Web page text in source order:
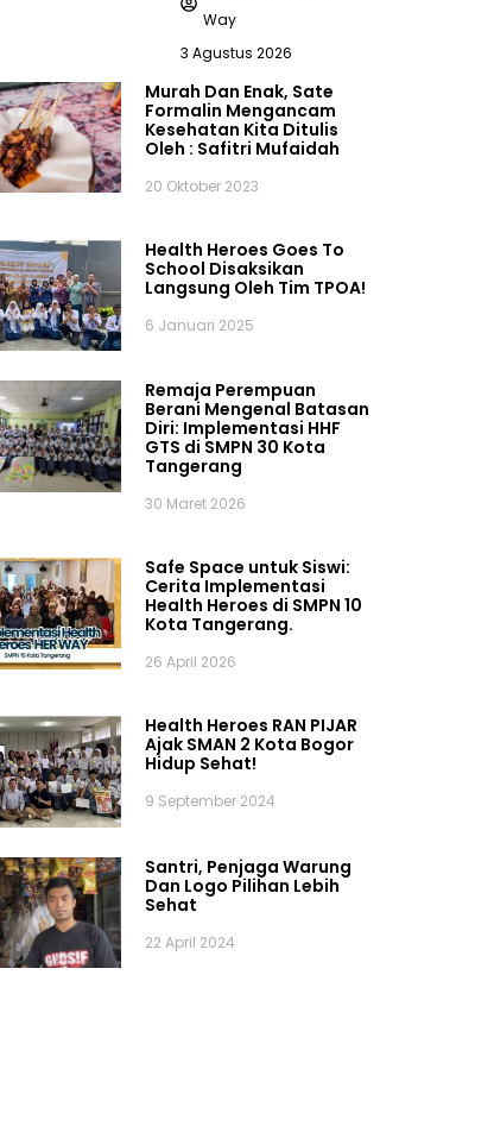
Way
3 Agustus 2026
Murah Dan Enak, Sate
Formalin Mengancam
Kesehatan Kita Ditulis
Oleh : Safitri Mufaidah
20 Oktober 2023
Health Heroes Goes To
School Disaksikan
Langsung Oleh Tim TPOA!
6 Januari 2025
Remaja Perempuan
Berani Mengenal Batasan
Diri: Implementasi HHF
GTS di SMPN 30 Kota
Tangerang
30 Maret 2026
Safe Space untuk Siswi:
Cerita Implementasi
Health Heroes di SMPN 10
Kota Tangerang.
26 April 2026
Health Heroes RAN PIJAR
Ajak SMAN 2 Kota Bogor
Hidup Sehat!
9 September 2024
Santri, Penjaga Warung
Dan Logo Pilihan Lebih
Sehat
22 April 2024